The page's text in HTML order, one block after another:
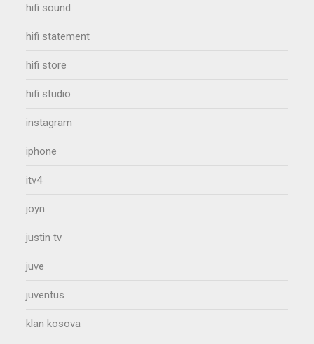
hifi sound
hifi statement
hifi store
hifi studio
instagram
iphone
itv4
joyn
justin tv
juve
juventus
klan kosova